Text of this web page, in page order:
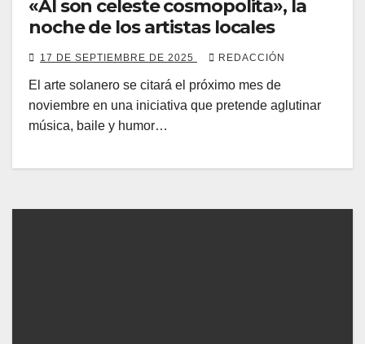
«Al son celeste cosmopolita», la
noche de los artistas locales
17 DE SEPTIEMBRE DE 2025 REDACCIÓN
El arte solanero se citará el próximo mes de
noviembre en una iniciativa que pretende aglutinar
música, baile y humor…